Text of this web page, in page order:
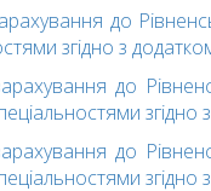
дo
згiднo з
дo
згiднo
дo
згiднo